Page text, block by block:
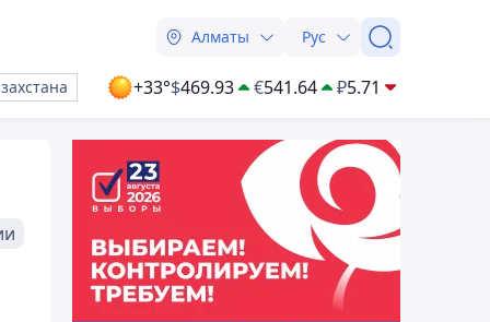
Алматы Рус
+33°$469.93 €541.64 ₽5.71